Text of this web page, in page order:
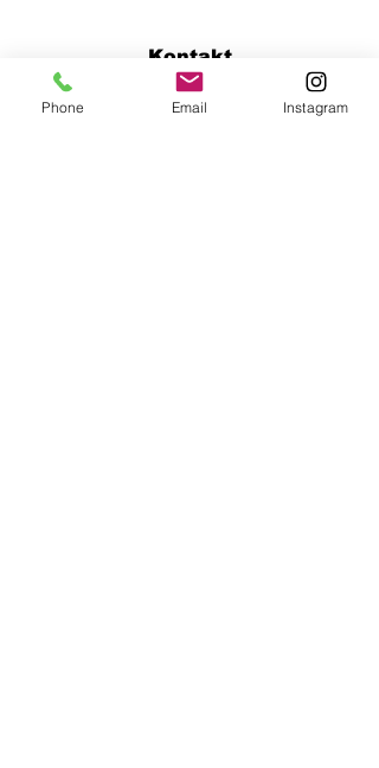
Kontakt
Phone Email Instagram